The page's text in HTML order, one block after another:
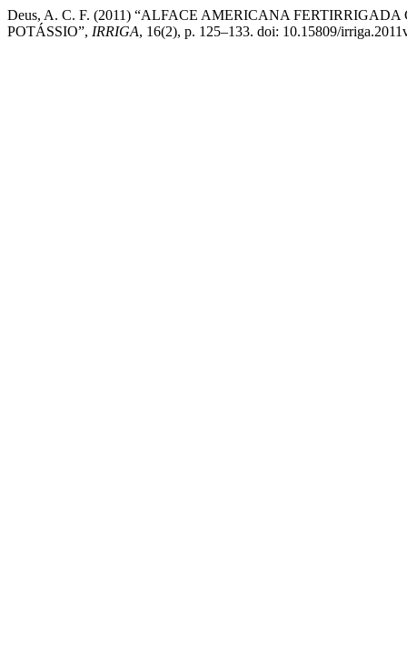
Deus, A. C. F. (2011) “ALFACE AMERICANA
POTÁSSIO”, IRRIGA, 16(2), p. 125–133. doi: 10.15809/